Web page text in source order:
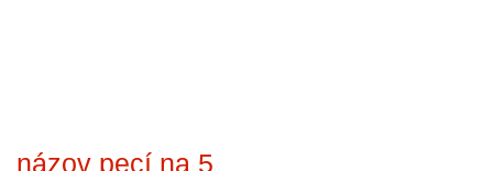
názov pecí na 5